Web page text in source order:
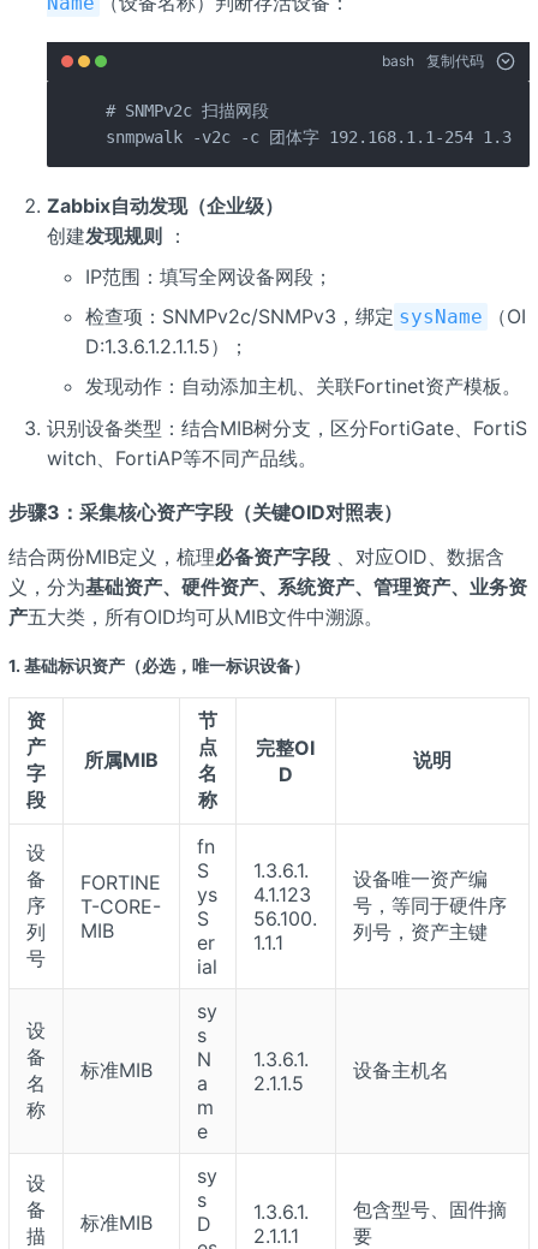
bash 复制代码
# SNMPv2c 扫描网段
snmpwalk -v2c -c 团体字 192.168.1.1-254
Zabbix自动发现（企业级）
创建发现规则：
IP范围：填写全网设备网段；
检查项：SNMPv2c/SNMPv3，绑定 sysName
（OI
D:1.3.6.1.2.1.1.5）；
发现动作：自动添加主机、关联Fortinet资产模板。
识别设备类型：结合MIB树分支，区分FortiGate、FortiS
witch、FortiAP等不同产品线。
步骤3：采集核心资产字段（关键OID对照表）
结合两份MIB定义，梳理必备资产字段、对应OID、数据含
义，分为基础资产、硬件资产、系统资产、管理资产、业务资
产五大类，所有OID均可从MIB文件中溯源。
1. 基础标识资产（必选，唯一标识设备）
资
产
字
段
所属MIB
节
点
名
称
完整OI
D
说明
设
备
序
列
号
FORTINE
T-CORE-
MIB
fn
S
ys
S
er
ial
1.3.6.1.
4.1.123
56.100.
1.1.1
设备唯一资产编
号，等同于硬件序
列号，资产主键
设
备
名
称
标准MIB
sy
s
N
a
m
e
1.3.6.1.
2.1.1.5
设备主机名
设
备
描
标准MIB
sy
s
D
1.3.6.1.
2.1.1.1
包含型号、固件摘
要